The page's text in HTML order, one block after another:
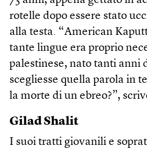
rotelle dopo essere stato
alla testa. “American
tante lingue era proprio
palestinese, nato tanti anni
scegliesse quella parola in
la morte di un ebreo?”,
Gilad Shalit
I suoi tratti giovanili e